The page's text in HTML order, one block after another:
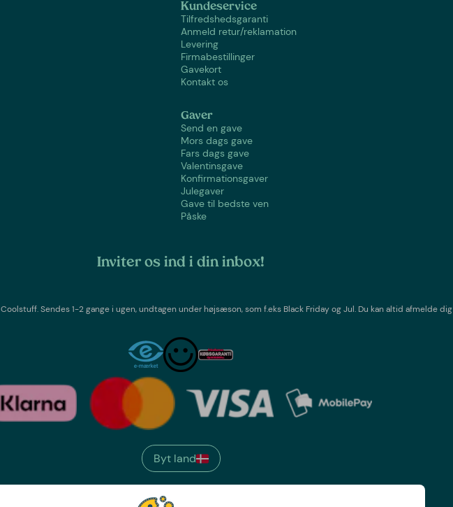
Kundeservice
Tilfredshedsgaranti
Anmeld retur/reklamation
Levering
Firmabestillinger
Gavekort
Kontakt os
Gaver
Send en gave
Mors dags gave
Fars dags gave
Valentinsgave
Konfirmationsgaver
Julegaver
Gave til bedste ven
Påske
Inviter os ind i din inbox!
Coolstuff. Sendes 1-2 gange i ugen,undtagen under højsæson, som f.eks Black Friday og Jul. Du kan altid afmelde dig
Byt land